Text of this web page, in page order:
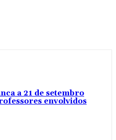
a 21 de setembro
envolvidos